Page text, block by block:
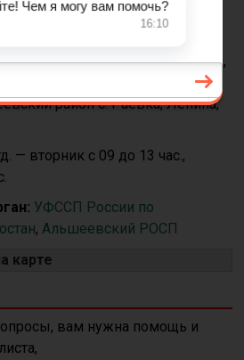
Телефон:8 (34754) 3-
Адрес:452120, Россия,
район с. Раевка, Ленина,
— вторник с 09 до 13 час.,
УФССП России по
,Альшеевский РОСП
карте
вам нужна помощь и